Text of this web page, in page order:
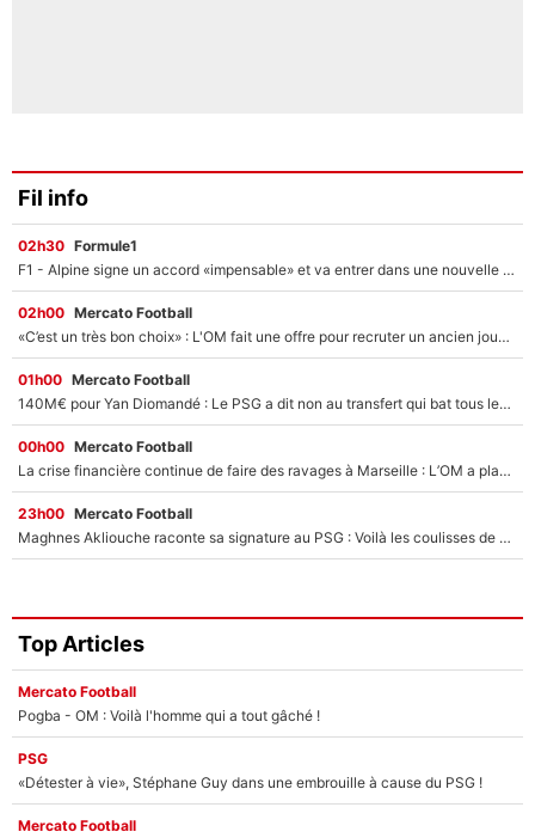
Fil info
02h30 Formule1
F1 - Alpine signe un accord «impensable» et va entrer dans une nouvelle dimension : Grande nouvelle pour Pierre Gasly !
02h00 Mercato Football
«C’est un très bon choix» : L'OM fait une offre pour recruter un ancien joueur du PSG... et c'est validé dans l'After Foot !
01h00 Mercato Football
140M€ pour Yan Diomandé : Le PSG a dit non au transfert qui bat tous les records sur le mercato
00h00 Mercato Football
La crise financière continue de faire des ravages à Marseille : L’OM a placé 12 joueurs sur le marché des transferts… et ça pourrait lui rapporter près de 100M€ !
23h00 Mercato Football
Maghnes Akliouche raconte sa signature au PSG : Voilà les coulisses de son transfert de rêve à 50M€
Top Articles
Mercato Football
Pogba - OM : Voilà l'homme qui a tout gâché !
PSG
«Détester à vie», Stéphane Guy dans une embrouille à cause du PSG !
Mercato Football